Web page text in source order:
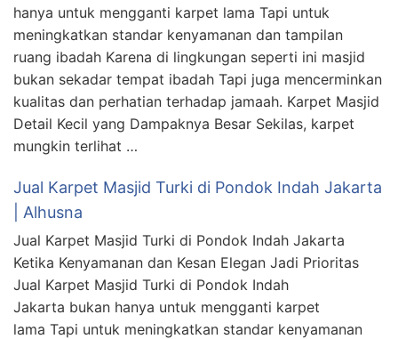
hanya untuk mengganti karpet lama Tapi untuk
meningkatkan standar kenyamanan dan tampilan
ruang ibadah Karena di lingkungan seperti ini masjid
bukan sekadar tempat ibadah Tapi juga mencerminkan
kualitas dan perhatian terhadap jamaah. Karpet Masjid
Detail Kecil yang Dampaknya Besar Sekilas, karpet
mungkin terlihat …
Jual Karpet Masjid Turki di Pondok Indah Jakarta
| Alhusna
Jual Karpet Masjid Turki di Pondok Indah Jakarta
Ketika Kenyamanan dan Kesan Elegan Jadi Prioritas
Jual Karpet Masjid Turki di Pondok Indah
Jakarta bukan hanya untuk mengganti karpet
lama Tapi untuk meningkatkan standar kenyamanan